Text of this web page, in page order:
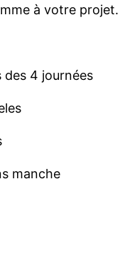
à votre projet.
des 4 journées
manche